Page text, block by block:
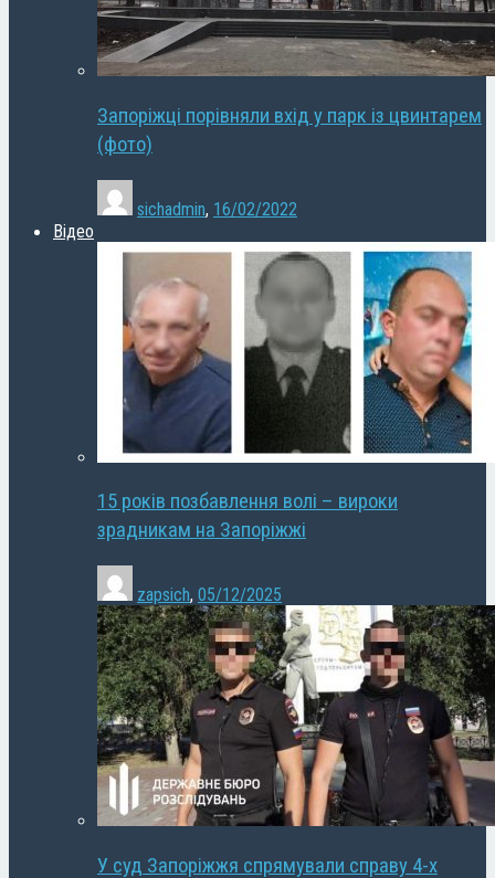
Запоріжці порівняли вхід у парк із цвинтарем
(фото)
sichadmin, 16/02/2022
Відео
15 років позбавлення волі – вироки
зрадникам на Запоріжжі
zapsich, 05/12/2025
У суд Запоріжжя спрямували справу 4-х